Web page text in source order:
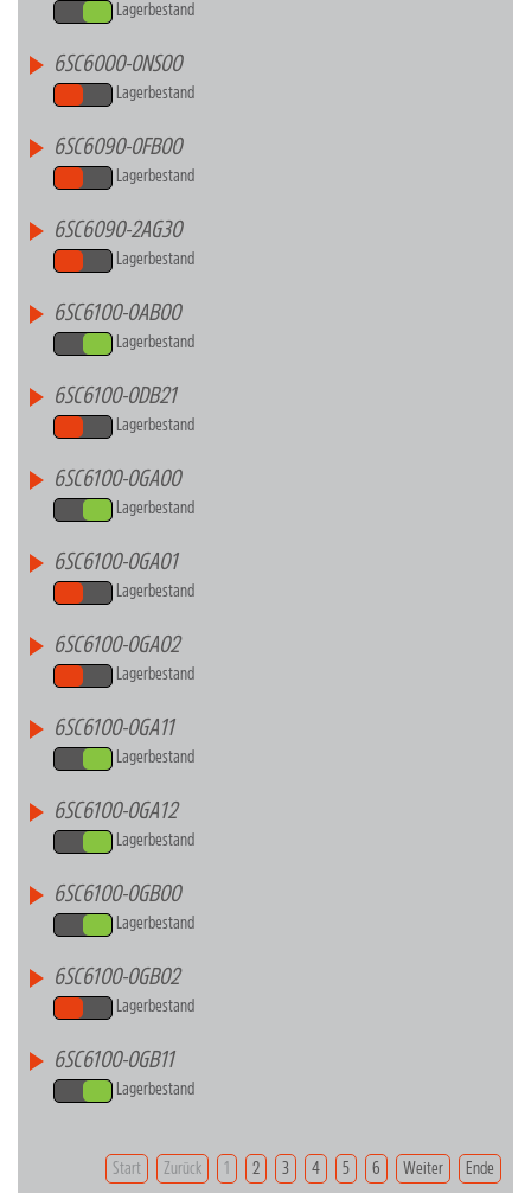
Lagerbestand
6SC6000-0NS00
Lagerbestand
6SC6090-0FB00
Lagerbestand
6SC6090-2AG30
Lagerbestand
6SC6100-0AB00
Lagerbestand
6SC6100-0DB21
Lagerbestand
6SC6100-0GA00
Lagerbestand
6SC6100-0GA01
Lagerbestand
6SC6100-0GA02
Lagerbestand
6SC6100-0GA11
Lagerbestand
6SC6100-0GA12
Lagerbestand
6SC6100-0GB00
Lagerbestand
6SC6100-0GB02
Lagerbestand
6SC6100-0GB11
Lagerbestand
Start Zurück 2 3 4 5 6 Weiter
Ende